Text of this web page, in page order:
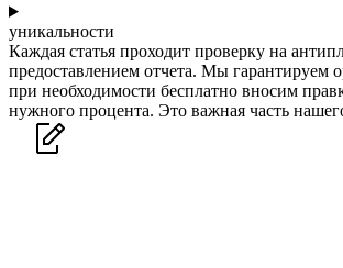
уникальности
Каждая статья проходит проверку на
предоставлением отчета. Мы гарантируем
при необходимости бесплатно вносим
нужного процента. Это важная часть